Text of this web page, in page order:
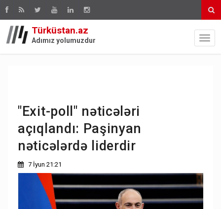
Türküstan.az
Adımız yolumuzdur
"Exit-poll" nəticələri
açıqlandı: Paşinyan
nəticələrdə liderdir
7 İyun 21:21